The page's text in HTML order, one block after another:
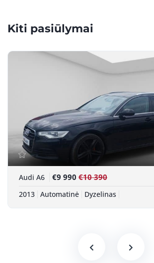
Kiti pasiūlymai
Audi A6 €9 990 €10 390
2013 Automatinė Dyzelinas